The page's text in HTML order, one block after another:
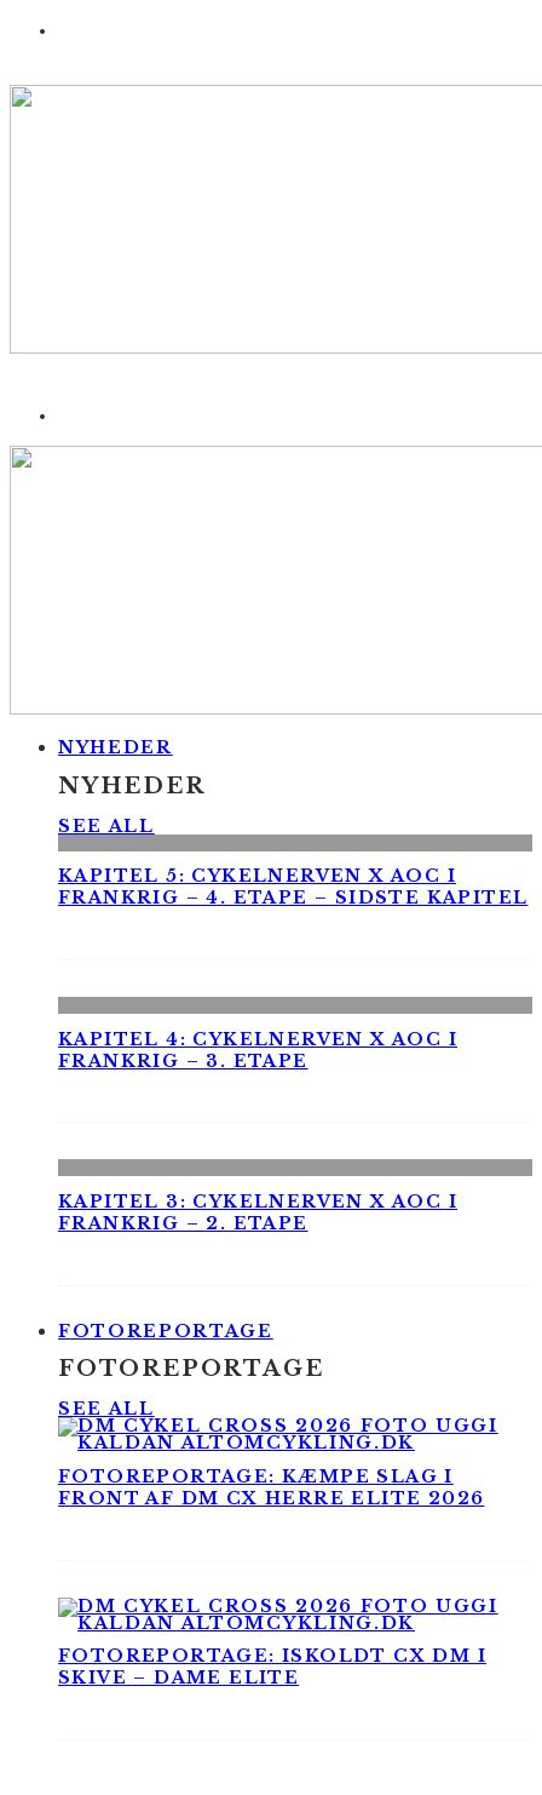
NYHEDER
NYHEDER
SEE ALL
KAPITEL 5: CYKELNERVEN X AOC I
FRANKRIG – 4. ETAPE – SIDSTE KAPITEL
KAPITEL 4: CYKELNERVEN X AOC I
FRANKRIG – 3. ETAPE
KAPITEL 3: CYKELNERVEN X AOC I
FRANKRIG – 2. ETAPE
FOTOREPORTAGE
FOTOREPORTAGE
SEE ALL
FOTOREPORTAGE: KÆMPE SLAG I
FRONT AF DM CX HERRE ELITE 2026
FOTOREPORTAGE: ISKOLDT CX DM I
SKIVE – DAME ELITE